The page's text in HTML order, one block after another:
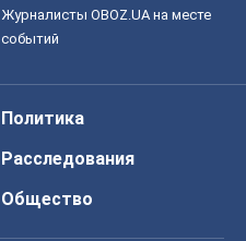
Журналисты OBOZ.UA на месте
событий
Политика
Расследования
Общество